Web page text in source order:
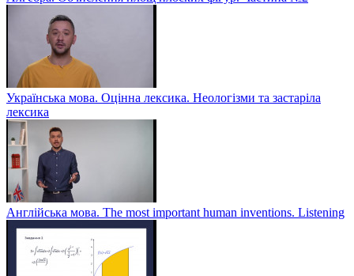
Українська мова. Оцінна лексика. Неологізми та застаріла
лексика
Англійська мова. The most important human inventions. Listening